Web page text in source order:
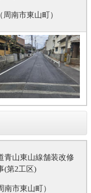
（周南市東山町）
青山東山線舗装改修
(第2工区)
南市東山町）